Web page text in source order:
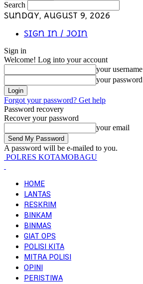
Search
Sunday, August 9, 2026
Sign in / Join
Sign in
Welcome! Log into your account
your username
your password
Forgot your password? Get help
Password recovery
Recover your password
your email
A password will be e-mailed to you.
POLRES KOTAMOBAGU
HOME
LANTAS
RESKRIM
BINKAM
BINMAS
GIAT OPS
POLISI KITA
MITRA POLISI
OPINI
PERISTIWA